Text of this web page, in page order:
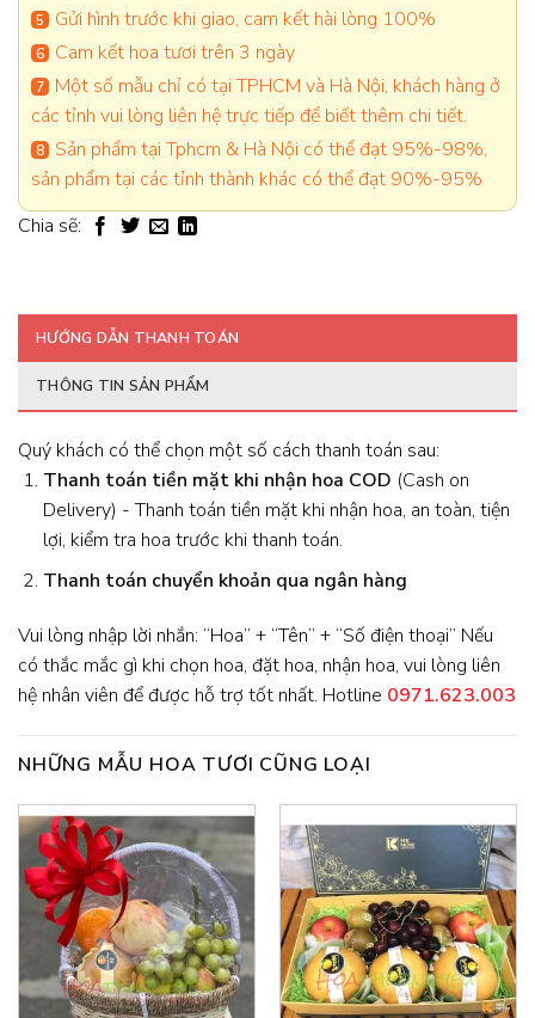
Gửi hình trước khi giao, cam kết hài lòng 100%
Cam kết hoa tươi trên 3 ngày
Một số mẫu chỉ có tại TPHCM và Hà Nội, khách hàng ở
các tỉnh vui lòng liên hệ trực tiếp để biết thêm chi tiết.
Sản phẩm tại Tphcm & Hà Nội có thể đạt 95%-98%,
sản phẩm tại các tỉnh thành khác có thể đạt 90%-95%
Chia sẽ:
HƯỚNG DẪN THANH TOÁN
THÔNG TIN SẢN PHẨM
Quý khách có thể chọn một số cách thanh toán sau:
Thanh toán tiền mặt khi nhận hoa COD (Cash on
Delivery) - Thanh toán tiền mặt khi nhận hoa, an toàn, tiện
lợi, kiểm tra hoa trước khi thanh toán.
Thanh toán chuyển khoản qua ngân hàng
Vui lòng nhập lời nhắn: “Hoa” + “Tên” + “Số điện thoại” Nếu
có thắc mắc gì khi chọn hoa, đặt hoa, nhận hoa, vui lòng liên
hệ nhân viên để được hỗ trợ tốt nhất. Hotline 0971.623.003
NHỮNG MẪU HOA TƯƠI CŨNG LOẠI